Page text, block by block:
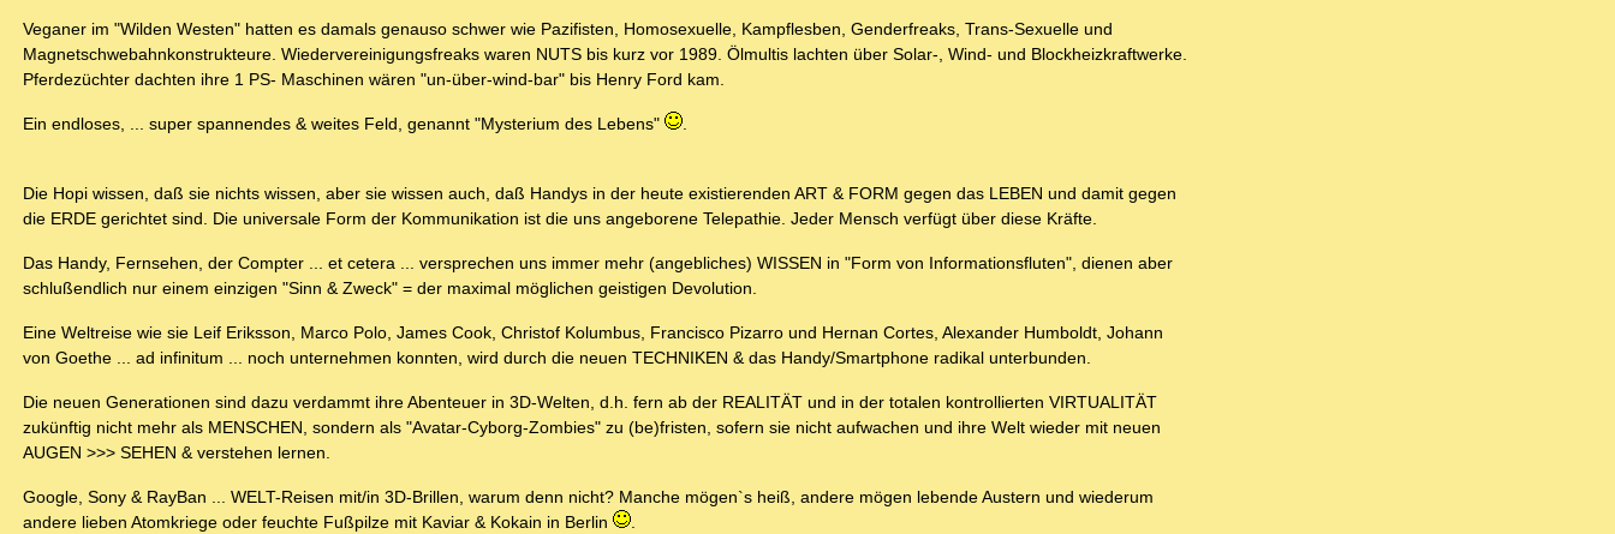
Veganer im "Wilden Westen" hatten es damals genauso schwer wie Pazifisten, Homosexuelle, Kampflesben, Genderfreaks, Trans-Sexuelle und
Magnetschwebahnkonstrukteure. Wiedervereinigungsfreaks waren NUTS bis kurz vor 1989. Ölmultis lachten über Solar-, Wind- und Blockheizkraftwerke.
Pferdezüchter dachten ihre 1 PS- Maschinen wären "un-über-wind-bar" bis Henry Ford kam.
Ein endloses, ... super spannendes & weites Feld, genannt "Mysterium des Lebens" .
Die Hopi wissen, daß sie nichts wissen, aber sie wissen auch, daß Handys in der heute existierenden ART & FORM gegen das LEBEN und damit gegen
die ERDE gerichtet sind. Die universale Form der Kommunikation ist die uns angeborene Telepathie. Jeder Mensch verfügt über diese Kräfte.
Das Handy, Fernsehen, der Compter ... et cetera ... versprechen uns immer mehr (angebliches) WISSEN in "Form von Informationsfluten", dienen aber
schlußendlich nur einem einzigen "Sinn & Zweck" = der maximal möglichen geistigen Devolution.
Eine Weltreise wie sie Leif Eriksson, Marco Polo, James Cook, Christof Kolumbus, Francisco Pizarro und Hernan Cortes, Alexander Humboldt, Johann
von Goethe ... ad infinitum ... noch unternehmen konnten, wird durch die neuen TECHNIKEN & das Handy/Smartphone radikal unterbunden.
Die neuen Generationen sind dazu verdammt ihre Abenteuer in 3D-Welten, d.h. fern ab der REALITÄT und in der totalen kontrollierten VIRTUALITÄT
zukünftig nicht mehr als MENSCHEN, sondern als "Avatar-Cyborg-Zombies" zu (be)fristen, sofern sie nicht aufwachen und ihre Welt wieder mit neuen
AUGEN >>> SEHEN & verstehen lernen.
Google, Sony & RayBan ... WELT-Reisen mit/in 3D-Brillen, warum denn nicht? Manche mögen`s heiß, andere mögen lebende Austern und wiederum
andere lieben Atomkriege oder feuchte Fußpilze mit Kaviar & Kokain in Berlin
.